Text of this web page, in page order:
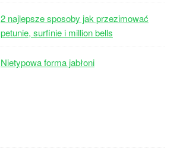
2 najlepsze sposoby jak przezimować
petunie, surfinie i million bells
Nietypowa forma jabłoni